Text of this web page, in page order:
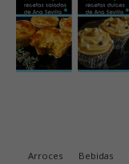
Arroces Bebidas